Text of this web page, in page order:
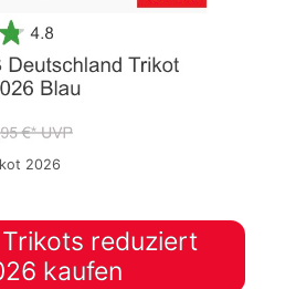
2026
Trikots reduziert
kaufen